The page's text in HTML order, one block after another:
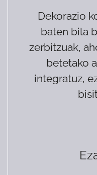
Dekorazio
baten bila
zerbitzuak,
betetako
integratuz,